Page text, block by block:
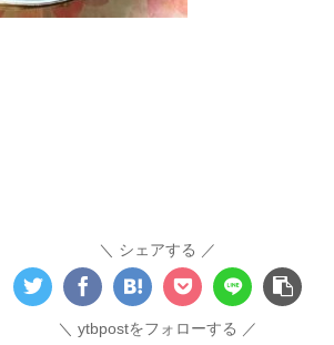
シェアする
ytbpostをフォローする